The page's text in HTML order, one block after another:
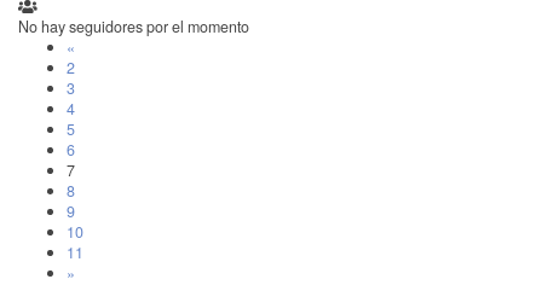
No hay seguidores por el momento
«
2
3
4
5
6
7
8
9
10
11
»